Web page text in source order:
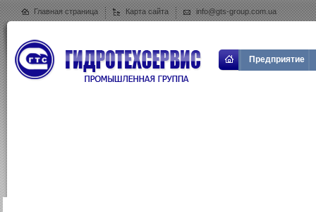
Главная страница Карта сайта info@gts-group.com.ua
Предприятие